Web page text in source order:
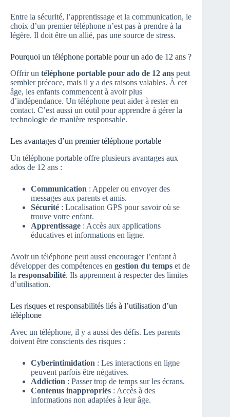
Entre la sécurité, l’apprentissage et la communication, le
choix d’un premier téléphone n’est pas à prendre à la
légère. Il doit être un allié, pas une source de stress.
Pourquoi un téléphone portable pour un ado de 12 ans ?
Offrir un téléphone portable pour ado de 12 ans peut
sembler précoce, mais il y a des raisons valables. À cet
âge, les enfants commencent à avoir plus
d’indépendance. Un téléphone peut aider à rester en
contact. C’est aussi un outil pour apprendre à gérer la
technologie de manière responsable.
Les avantages d’un premier téléphone portable
Un téléphone portable offre plusieurs avantages aux
ados de 12 ans :
Communication : Appeler ou envoyer des
messages aux parents et amis.
Sécurité : Localisation GPS pour savoir où se
trouve votre enfant.
Apprentissage : Accès aux applications
éducatives et informations en ligne.
Avoir un téléphone peut aussi encourager l’enfant à
développer des compétences en gestion du temps et de
la responsabilité. Ils apprennent à respecter des limites
d’utilisation.
Les risques et responsabilités liés à l’utilisation d’un
téléphone
Avec un téléphone, il y a aussi des défis. Les parents
doivent être conscients des risques :
Cyberintimidation : Les interactions en ligne
peuvent parfois être négatives.
Addiction : Passer trop de temps sur les écrans.
Contenus inappropriés : Accès à des
informations non adaptées à leur âge.